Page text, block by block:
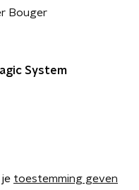
Bouger
System
toestemming geven